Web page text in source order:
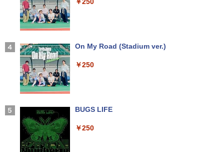
付】 【電子書籍】[ 深山じお ]
de 3〕／M！LK【沖縄・離島以外送料無
ふかふかダンジョン攻略記〜俺の異世界
【2026年アップグレード版】AOKIMI ワイヤ
軽量 ブルートゥースHi-Fi 最大36時間再生 ぶ
On My Road (Stadium ver.)
￥250
BUGS LIFE
￥250